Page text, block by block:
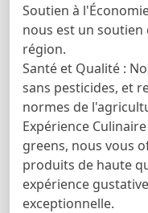
Soutien à
nous est un
région.
Santé et Qualité :
sans pesticides, et
normes de
Expérience
greens, nous vous
produits de haute
expérience
exceptionnelle.